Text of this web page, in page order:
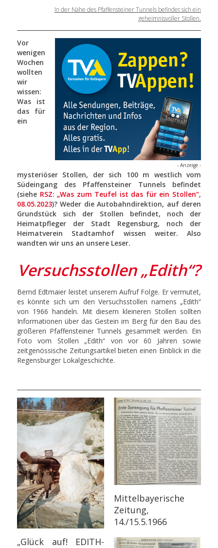
In der Nähe des Pfaffensteiner Tunnels befindet sich ein
geheimnisvoller Stollen.
- Anzeige -
Vor
wenigen
Wochen
wollten
wir
wissen:
Was ist
das für
ein
mysteriöser Stollen, der sich 100 m westlich vom
Südeingang des Pfaffensteiner Tunnels befindet
(siehe RSZ: „Was zum Teufel ist das für ein Stollen“,
08.05.2023)? Weder die Autobahndirektion, auf deren
Grundstück sich der Stollen befindet, noch der
Heimatpfleger der Stadt Regensburg, noch der
Heimatverein Stadtamhof wissen weiter. Also
wandten wir uns an unsere Leser.
Versuchsstollen „Edith“?
Bernd Edtmaier leistet unserem Aufruf Folge. Er vermutet,
es könnte sich um den Versuchsstollen namens „Edith“
von 1966 handeln. Mit diesem kleineren Stollen sollten
Informationen über das Gestein im Berg für den Bau des
größeren Pfaffensteiner Tunnels gesammelt werden. Ein
Foto vom Stollen „Edith“ von vor 60 Jahren sowie
zeitgenössische Zeitungsartikel bieten einen Einblick in die
Regensburger Lokalgeschichte.
„Glück auf! EDITH-
Mittelbayerische
Zeitung,
14./15.5.1966